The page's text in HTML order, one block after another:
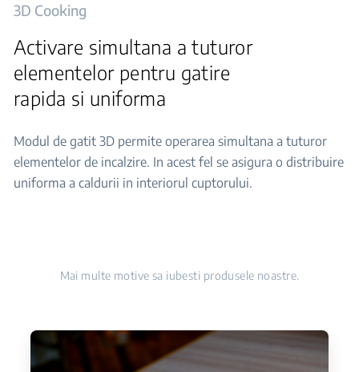
3D Cooking
Activare simultana a tuturor
elementelor pentru gatire
rapida si uniforma
Modul de gatit 3D permite operarea simultana a tuturor
elementelor de incalzire. In acest fel se asigura o distribuire
uniforma a caldurii in interiorul cuptorului.
Mai multe motive sa iubesti produsele noastre.